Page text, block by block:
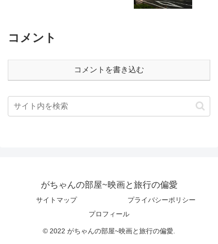
コメント
コメントを書き込む
がちゃんの部屋~映画と旅行の偏愛
サイトマップ
プライバシーポリシー
プロフィール
© 2022 がちゃんの部屋~映画と旅行の偏愛.